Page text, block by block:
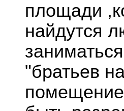
площади
найдутся
"братьев